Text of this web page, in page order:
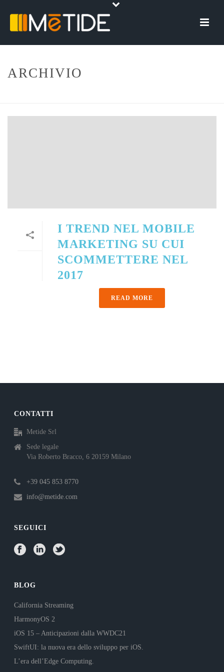
ARCHIVIO
I TREND NEL MOBILE
MARKETING SU CUI
SCOMMETTERE NEL
2017
READ MORE
CONTATTI
Metide Srl
Sede legale
Via Roberto Bracco, 6 20159 Milano
+39 045 853 8770
info@metide.com
SEGUICI
BLOG
California Streaming
HarmonyOS 2
iOS 15 – Anticipazioni dalla WWDC21
SwiftUI: la nuova era dello sviluppo per iOS.
L’era dell’Edge Computing.